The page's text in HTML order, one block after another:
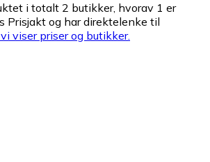
i totalt 2 butikker, hvorav 1 er
Prisjakt og har direktelenke til
viser priser og butikker.